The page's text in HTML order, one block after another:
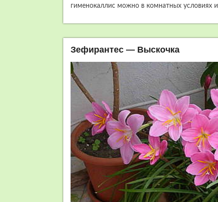
гименокаллис можно в комнатных условиях
Зефирантес — Выскочка